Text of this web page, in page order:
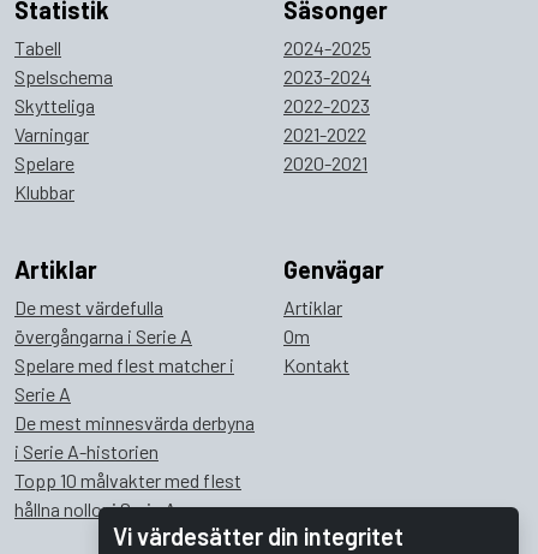
Vi värdesätter din integritet
Statistik
Tabell
Spelschema
Skytteliga
Varningar
Spelare
Klubbar
Säsonger
2024-2025
2023-2024
2022-2023
2021-2022
2020-2021
Artiklar
De mest värdefulla
övergångarna i Serie A
Spelare med flest matcher i
Serie A
De mest minnesvärda derbyna
i Serie A-historien
Topp 10 målvakter med flest
hållna nollor i Serie A
Genvägar
Artiklar
Om
Kontakt